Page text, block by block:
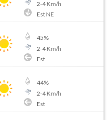
2-4Km/h
Est NE
45%
2-4Km/h
Est
44%
2-4Km/h
Est